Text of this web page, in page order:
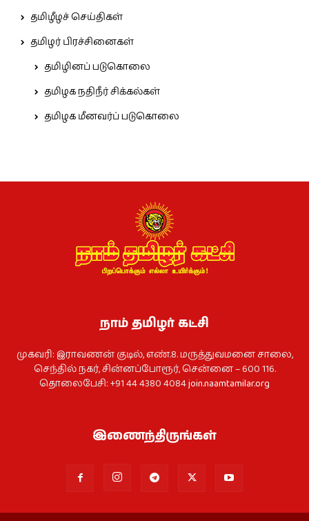
தமிழீழச் செய்திகள்
தமிழர் பிரச்சினைகள்
தமிழினப் படுகொலை
தமிழக நதிநீர் சிக்கல்கள்
தமிழக மீனவர்ப் படுகொலை
நாம் தமிழர் கட்சி
முகவரி: இராவணன் குடில், எண்.8. மருத்துவமனை சாலை,
செந்தில் நகர், சின்னப்போரூர், சென்னை – 600 116.
தொலைபேசி: +91 44 4380 4084join.naamtamilar.org
இணைந்திருங்கள்